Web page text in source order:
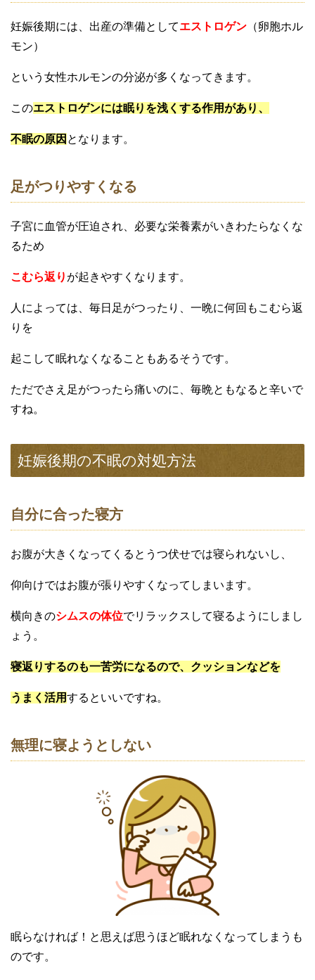
妊娠後期には、出産の準備としてエストロゲン （卵胞ホル
モン）
という女性ホルモンの分泌が多くなってきます。
このエストロゲンには眠りを浅くする作用があり、
不眠の原因 となります。
足がつりやすくなる
子宮に血管が圧迫され、必要な栄養素がいきわたらなくな
るため
こむら返り が起きやすくなります。
人によっては、毎日足がつったり、一晩に何回もこむら返
りを
起こして眠れなくなることもあるそうです。
ただでさえ足がつったら痛いのに、毎晩ともなると辛いで
すね。
妊娠後期の不眠の対処方法
自分に合った寝方
お腹が大きくなってくるとうつ伏せでは寝られないし、
仰向けではお腹が張りやすくなってしまいます。
横向きのシムスの体位でリラックスして寝るようにしまし
ょう。
寝返りするのも一苦労になるので、クッションなどを
うまく活用するといいですね。
無理に寝ようとしない
眠らなければ！と思えば思うほど眠れなくなってしまうも
のです。